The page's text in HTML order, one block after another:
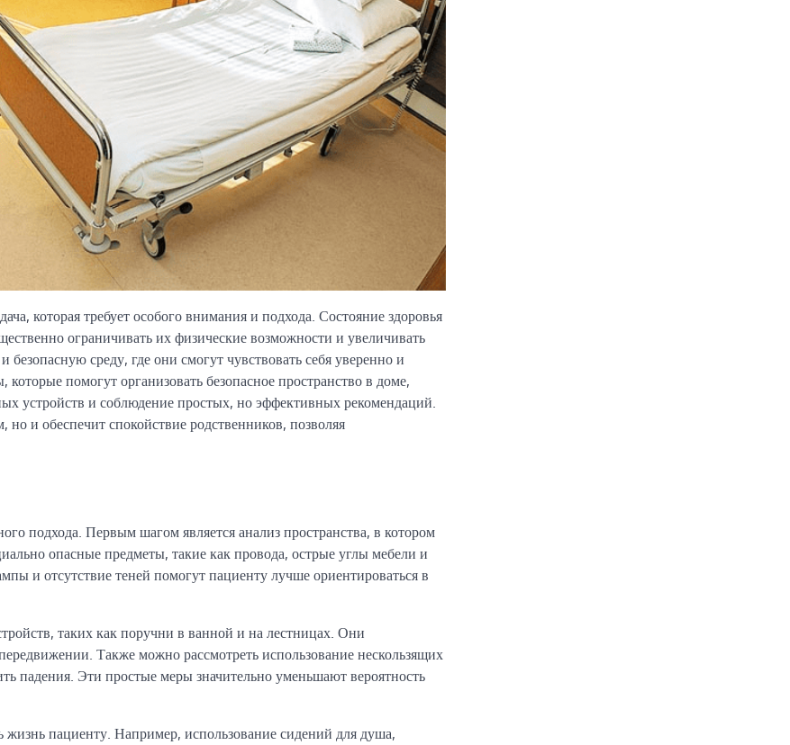
которая требует особого внимания и подхода. Состояние здоровья
ограничивать их физические возможности и увеличивать
среду, где они смогут чувствовать себя уверенно и
помогут организовать безопасное пространство в доме,
устройств и соблюдение простых, но эффективных рекомендаций.
но и обеспечит спокойствие родственников, позволяя
подхода. Первым шагом является анализ пространства, в котором
опасные предметы, такие как провода, острые углы мебели и
и отсутствие теней помогут пациенту лучше ориентироваться в
таких как поручни в ванной и на лестницах. Они
Также можно рассмотреть использование нескользящих
падения. Эти простые меры значительно уменьшают вероятность
жизнь пациенту. Например, использование сидений для душа,